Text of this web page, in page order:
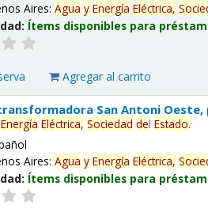
Aires:Agua y Energía Eléctrica,
Ítems disponibles para
Agregar al carrito
San Antoni Oeste,
Energía Eléctrica, Sociedad delEstado.
Aires:Agua y Energía Eléctrica,
Ítems disponibles para